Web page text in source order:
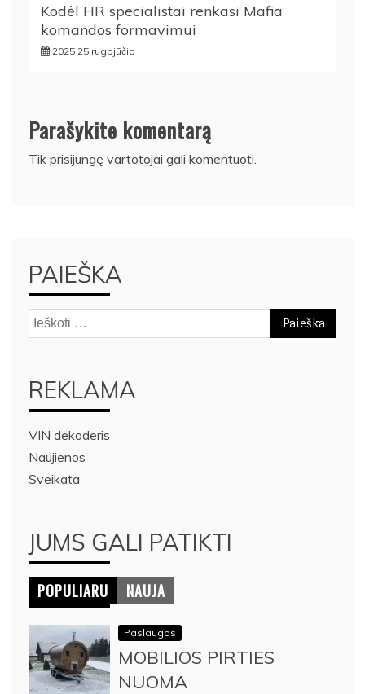
Kodėl HR specialistai renkasi Mafia
komandos formavimui
2025 25 rugpjūčio
Parašykite komentarą
Tik prisijungę vartotojai gali komentuoti.
PAIEŠKA
Ieškoti:
REKLAMA
VIN dekoderis
Naujienos
Sveikata
JUMS GALI PATIKTI
POPULIARU NAUJA
Paslaugos
MOBILIOS PIRTIES
NUOMA